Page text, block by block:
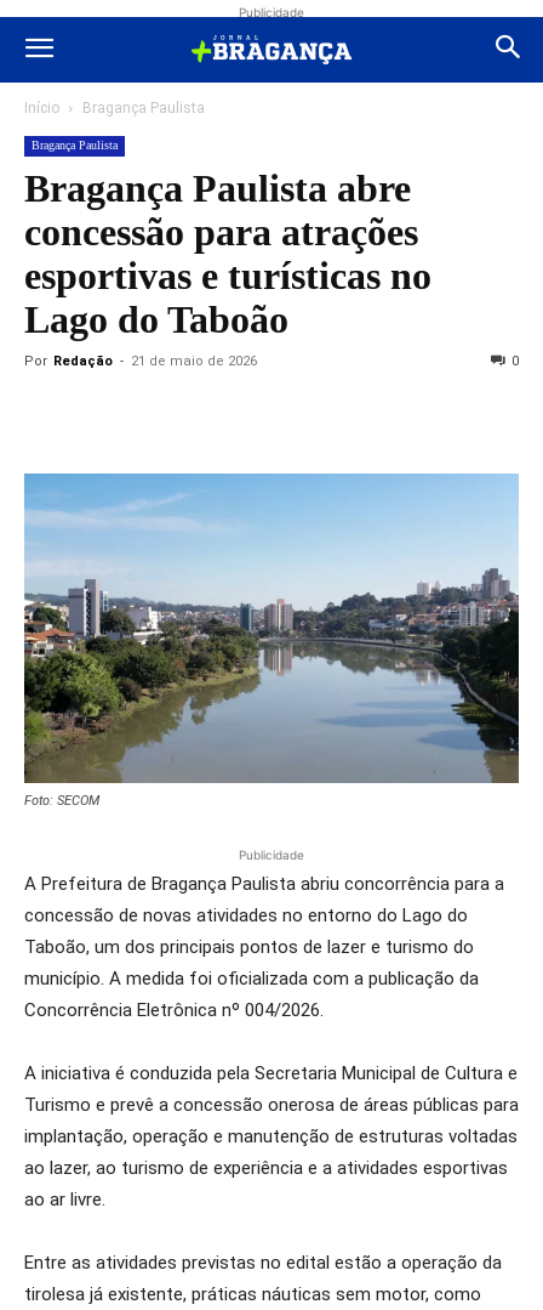
Publicidade
Início Bragança Paulista
Bragança Paulista
Bragança Paulista abre
concessão para atrações
esportivas e turísticas no
Lago do Taboão
Por Redação - 21 de maio de 2026 0
Foto: SECOM
Publicidade
A Prefeitura de Bragança Paulista abriu concorrência para a
concessão de novas atividades no entorno do Lago do
Taboão, um dos principais pontos de lazer e turismo do
município. A medida foi oficializada com a publicação da
Concorrência Eletrônica nº 004/2026.
A iniciativa é conduzida pela Secretaria Municipal de Cultura e
Turismo e prevê a concessão onerosa de áreas públicas para
implantação, operação e manutenção de estruturas voltadas
ao lazer, ao turismo de experiência e a atividades esportivas
ao ar livre.
Entre as atividades previstas no edital estão a operação da
tirolesa já existente, práticas náuticas sem motor, como